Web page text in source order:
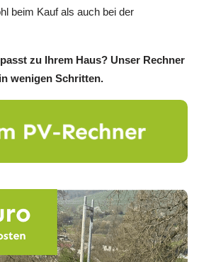
beim Kauf als auch bei der
zu Ihrem Haus? Unser Rechner
wenigen Schritten.